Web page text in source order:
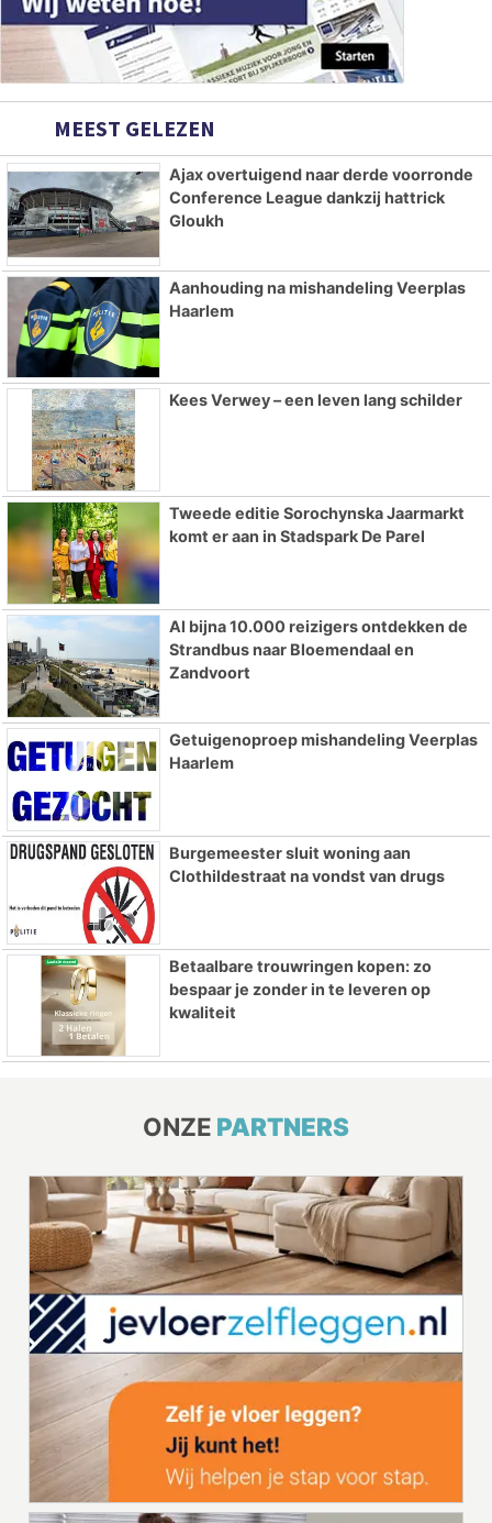
MEEST GELEZEN
Ajax overtuigend naar derde voorronde
Conference League dankzij hattrick
Gloukh
Aanhouding na mishandeling Veerplas
Haarlem
Kees Verwey – een leven lang schilder
Tweede editie Sorochynska Jaarmarkt
komt er aan in Stadspark De Parel
Al bijna 10.000 reizigers ontdekken de
Strandbus naar Bloemendaal en
Zandvoort
Getuigenoproep mishandeling Veerplas
Haarlem
Burgemeester sluit woning aan
Clothildestraat na vondst van drugs
Betaalbare trouwringen kopen: zo
bespaar je zonder in te leveren op
kwaliteit
ONZE PARTNERS